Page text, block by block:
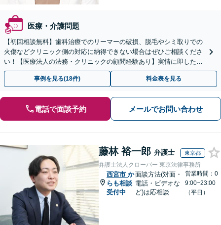
医療・介護問題
【初回相談無料】歯科治療でのリーマーの破損、脱毛やシミ取りでの
火傷などクリニック側の対応に納得できない場合はぜひご相談くださ
い！【医療法人の法務・クリニックの顧問経験あり】実情に即したア
ドバイスで、納得のできるトラブルの解決を目指します。
事例を見る(18件) 料金表を見る
電話で面談予約 メールでお問い合わせ
藤林 裕一郎 弁護士 東京都
弁護士法人クローバー 東京法律事務所
西宮市 か
らも相談
受付中
面談方法(対面・
電話・ビデオな
ど)は応相談
営業時間：0
9:00~23:00
（平日）